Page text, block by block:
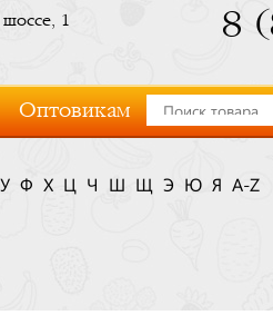
1
8
Оптовикам
У Ф Х Ч Э Ю Я A-Z